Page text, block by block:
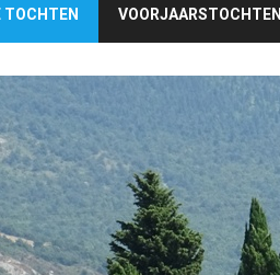
TOCHTEN VOORJAARSTOCHTEN